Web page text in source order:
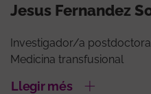
Jesus Fernandez
Investigador/a
Medicina transfusional
Llegir més